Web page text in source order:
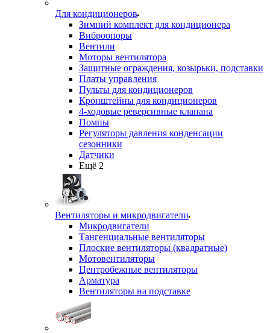
Для кондиционеров
Зимний комплект для кондиционера
Виброопоры
Вентили
Моторы вентилятора
Защитные ограждения, козырьки, подставки
Платы управления
Пульты для кондиционеров
Кронштейны для кондиционеров
4-ходовые реверсивные клапана
Помпы
Регуляторы давления конденсации
сезонники
Датчики
Ещё 2
Вентиляторы и микродвигатели
Микродвигатели
Тангенциальные вентиляторы
Плоские вентиляторы (квадратные)
Мотовентиляторы
Центробежные вентиляторы
Арматура
Вентиляторы на подставке